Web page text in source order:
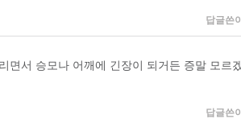
답글쓴
면서 승모나 어깨에 긴장이 되거든 증말 모르
답글쓴